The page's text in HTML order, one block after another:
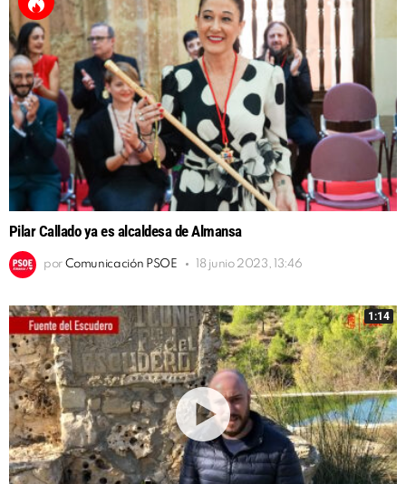
Pilar Callado ya es alcaldesa de Almansa
por Comunicación PSOE 18 junio 2023, 13:46
1:14